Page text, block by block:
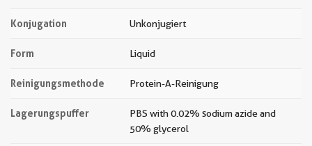
Konjugation Unkonjugiert
Form Liquid
Reinigungsmethode Protein-A-Reinigung
Lagerungspuffer
PBS with 0.02% sodium azide and
50% glycerol